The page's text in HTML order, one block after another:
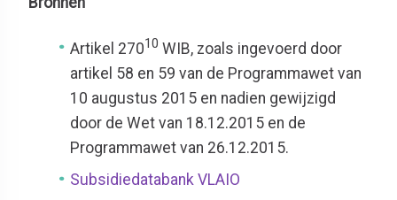
Artikel 27010 WIB, zoals ingevoerd door
artikel 58 en 59 van de Programmawet van
10 augustus 2015 en nadien gewijzigd
door de Wet van 18.12.2015 en de
Programmawet van 26.12.2015.
Subsidiedatabank VLAIO